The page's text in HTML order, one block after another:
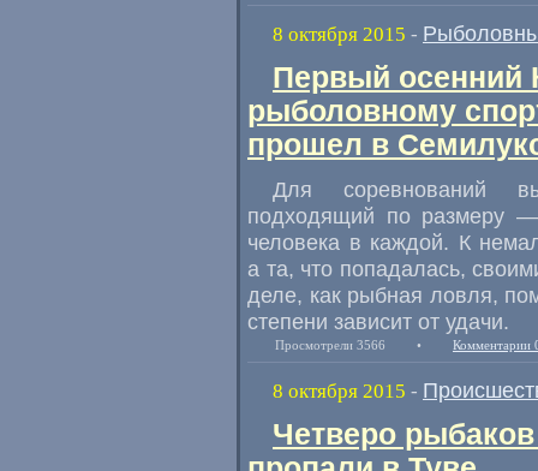
8 октября 2015 -
Первый осенний
рыболовному
прошел в
Для соревнований
подходящий по размеру
человека в каждой. К
а та, что попадалась,
деле, как рыбная ловля,
степени зависит от удачи.
Просмотрели 3566 • Комментарии
8 октября 2015 -
Четверо